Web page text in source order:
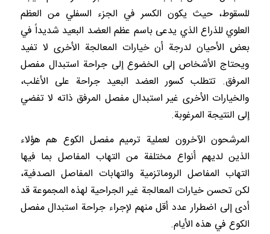
للسقوط، حيث يكون الكسر في الجزء السفلي من العظم
العلوي للذراع الذي يدعى باسم عظم العضد البعيد شديداً في
بعض الأحيان لدرجة أن خيارات المعالجة الأخرى لا تفيد
ويحتاج الأشخاص إلى الخضوع إلى جراحة استبدال مفصل
المرفق. تتطلب كسور العضد البعيد جراحة على الأغلب،
والخيارات الأخرى غير استبدال مفصل المرفق ذاته لا تفضي
إلى النتيجة المرغوبة.
المرشحون الآخرون لعملية ترميم مفصل الكوع هم هؤلاء
الذين لديهم أنواع مختلفة من التهاب المفاصل بما فيها
التهاب المفاصل الروماتزمية والتهابات المفاصل الصدفية،
لكن تحسن خيارات المعالجة غير الجراحية لهذه المجموعة قد
أدى إلى اضطرار عدد أقل منهم لإجراء جراحة استبدال مفصل
الكوع في هذه الأيام.